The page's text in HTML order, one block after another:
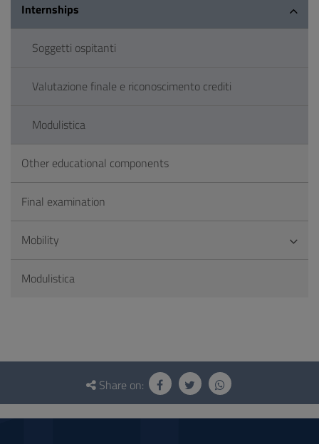
Internships
Soggetti ospitanti
Valutazione finale e riconoscimento crediti
Modulistica
Other educational components
Final examination
Mobility
Modulistica
Questionnaire
social
Share on: